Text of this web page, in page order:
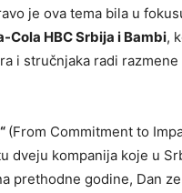
je ova tema bila u
Cola HBC Srbija i Bambi,
i stručnjaka radi razmene
(From Commitment to
dveju kompanija koje u
prethodne godine, Dan